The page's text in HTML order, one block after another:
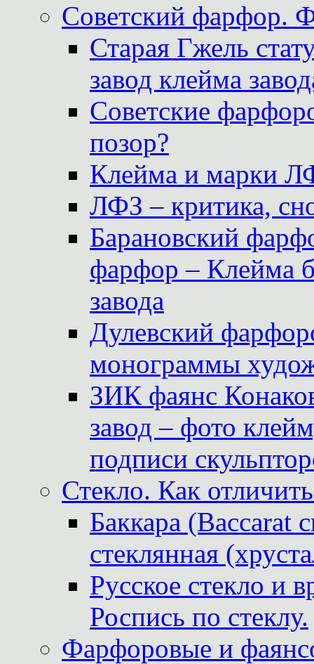
Советский фарфор.
Старая Гжель
завод клейма
Советские
позор?
Клейма и марки
ЛФЗ – критика,
Барановский
фарфор – Клейма
завода
Дулевский
монограммы
ЗИК фаянс
завод – фото
подписи
Стекло. Как
Баккара (Baccarat
стеклянная
Русское стекло и
Роспись по стеклу.
Фарфоровые и